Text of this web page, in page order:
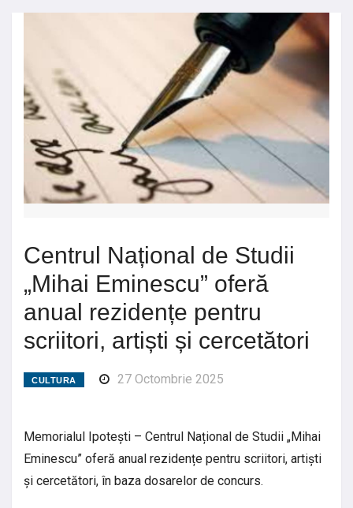
Centrul Național de Studii
„Mihai Eminescu” oferă
anual rezidențe pentru
scriitori, artiști și cercetători
CULTURA 27 Octombrie 2025
Memorialul Ipotești – Centrul Național de Studii „Mihai
Eminescu” oferă anual rezidențe pentru scriitori, artiști
și cercetători, în baza dosarelor de concurs.